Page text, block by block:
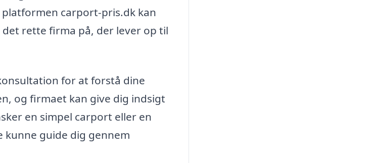
carport-pris.dk kan
rette firma på, der lever op til
for at forstå dine
og firmaet kan give dig indsigt
en simpel carport eller en
kunne guide dig gennem